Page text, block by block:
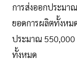
การส่งออกประมา
ยอดการผลิตทั้งห
ประมาณ 550,000
ทั้งหมด